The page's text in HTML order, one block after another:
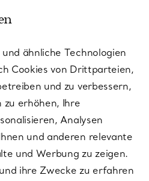
ähnliche Technologien
Cookies von Drittparteien,
und zu verbessern,
erhöhen, Ihre
Analysen
und anderen relevante
und Werbung zu zeigen.
ihre Zwecke zu erfahren